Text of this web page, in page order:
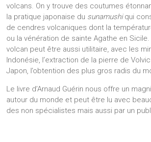
volcans. On y trouve des coutumes
la pratique japonaise du sunamushiqui
de cendres volcaniques dont la
ou la vénération de sainte Agathe en
volcan peut être aussi utilitaire, avec les
Indonésie, l’extraction de la pierre de
Japon, l’obtention des plus gros radis du
Le livre d’Arnaud Guérin nous offre un
autour du monde et peut être lu avec
des non spécialistes mais aussi par un